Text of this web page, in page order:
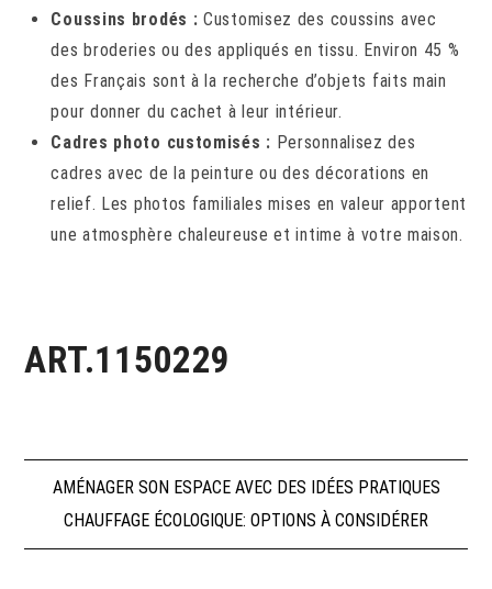
Coussins brodés : Customisez des coussins avec
des broderies ou des appliqués en tissu. Environ 45 %
des Français sont à la recherche d’objets faits main
pour donner du cachet à leur intérieur.
Cadres photo customisés : Personnalisez des
cadres avec de la peinture ou des décorations en
relief. Les photos familiales mises en valeur apportent
une atmosphère chaleureuse et intime à votre maison.
ART.1150229
Navigation
de
AMÉNAGER SON ESPACE AVEC DES IDÉES PRATIQUES
CHAUFFAGE ÉCOLOGIQUE: OPTIONS À CONSIDÉRER